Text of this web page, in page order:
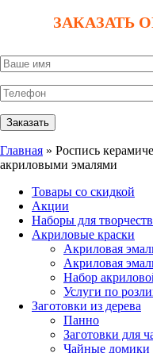
ЗАКАЗАТЬ
Главная » Роспись
акриловыми эмалями
Товары со скидкой
Акции
Наборы для
Акриловые краски
Акриловая
Акриловая
Набор
Услуги по
Заготовки из дерева
Панно
Заготовки для
Чайные домики